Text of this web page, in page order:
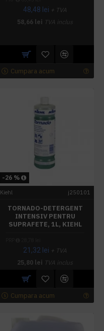
48,48 lei + TVA
58,66 lei TVA inclus
Cumpara acum
-26 %
Kiehl j250101
TORNADO-DETERGENT
INTENSIV PENTRU
SUPRAFETE, 1L, KIEHL
21,32 lei + TVA
25,80 lei TVA inclus
Cumpara acum